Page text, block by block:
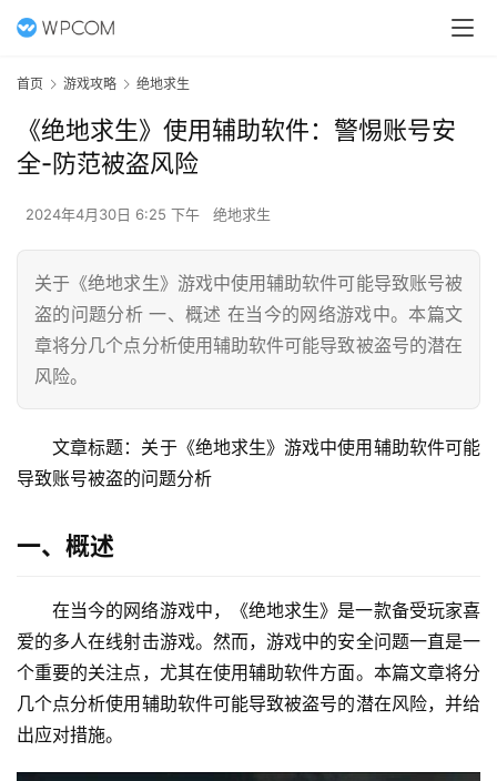
首页 游戏攻略 绝地求生
《绝地求生》使用辅助软件：警惕账号安
全-防范被盗风险
2024年4月30日 6:25 下午 绝地求生
关于《绝地求生》游戏中使用辅助软件可能导致账号被
盗的问题分析 一、概述 在当今的网络游戏中。本篇文
章将分几个点分析使用辅助软件可能导致被盗号的潜在
风险。
文章标题：关于《绝地求生》游戏中使用辅助软件可能
导致账号被盗的问题分析
一、概述
在当今的网络游戏中，《绝地求生》是一款备受玩家喜
爱的多人在线射击游戏。然而，游戏中的安全问题一直是一
个重要的关注点，尤其在使用辅助软件方面。本篇文章将分
几个点分析使用辅助软件可能导致被盗号的潜在风险，并给
出应对措施。